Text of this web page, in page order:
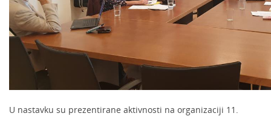
U nastavku su prezentirane aktivnosti na organizaciji 11.